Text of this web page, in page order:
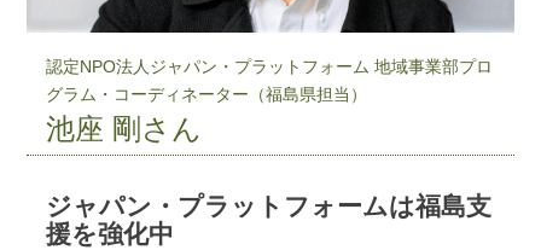
認定NPO法人ジャパン・プラットフォーム 地域事業部プロ
グラム・コーディネーター（福島県担当）
池座 剛さん
ジャパン・プラットフォームは福島支
援を強化中